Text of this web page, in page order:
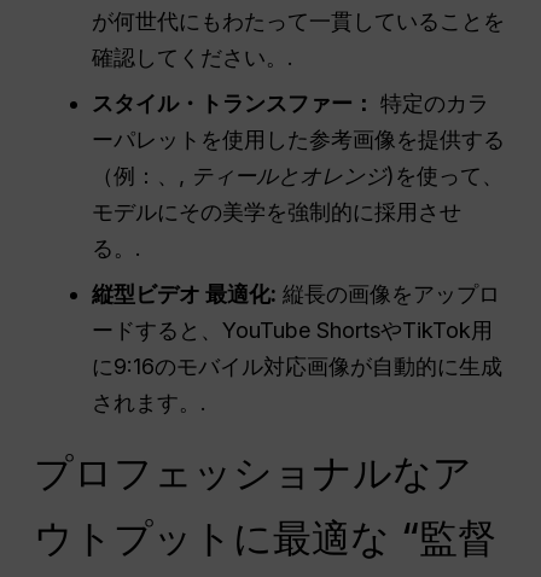
が何世代にもわたって一貫していることを
確認してください。.
スタイル・トランスファー： 特定のカラ
ーパレットを使用した参考画像を提供する
（例：、, ティールとオレンジ)を使って、
モデルにその美学を強制的に採用させ
る。.
縦型ビデオ最適化: 縦長の画像をアップロ
ードすると、YouTube ShortsやTikTok用
に9:16のモバイル対応画像が自動的に生成
されます。.
プロフェッショナルなア
ウトプットに最適な “監督